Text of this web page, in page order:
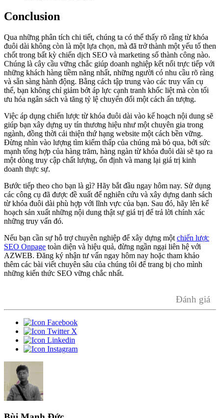
Conclusion
Qua những phân tích chi tiết, chúng ta có thể thấy rõ rằng từ khóa
đuôi dài không còn là một lựa chọn, mà đã trở thành một yếu tố then
chốt trong bất kỳ chiến dịch SEO và marketing số thành công nào.
Chúng là cây cầu vững chắc giúp doanh nghiệp kết nối trực tiếp với
những khách hàng tiềm năng nhất, những người có nhu cầu rõ ràng
và sẵn sàng hành động. Bằng cách tập trung vào các truy vấn cụ
thể, bạn không chỉ giảm bớt áp lực cạnh tranh khốc liệt mà còn tối
ưu hóa ngân sách và tăng tỷ lệ chuyển đổi một cách ấn tượng.
Việc áp dụng chiến lược từ khóa đuôi dài vào kế hoạch nội dung sẽ
giúp bạn xây dựng uy tín thương hiệu như một chuyên gia trong
ngành, đồng thời cải thiện thứ hạng website một cách bền vững.
Đừng nhìn vào lượng tìm kiếm thấp của chúng mà bỏ qua, bởi sức
mạnh tổng hợp của hàng trăm, hàng ngàn từ khóa đuôi dài sẽ tạo ra
một dòng truy cập chất lượng, ổn định và mang lại giá trị kinh
doanh thực sự.
Bước tiếp theo cho bạn là gì? Hãy bắt đầu ngay hôm nay. Sử dụng
các công cụ đã được đề xuất để nghiên cứu và xây dựng danh sách
từ khóa đuôi dài phù hợp với lĩnh vực của bạn. Sau đó, hãy lên kế
hoạch sản xuất những nội dung thật sự giá trị để trả lời chính xác
những truy vấn đó.
Nếu bạn cần sự hỗ trợ chuyên nghiệp để xây dựng một chiến lược
SEO Onpage toàn diện và hiệu quả, đừng ngần ngại liên hệ với
AZWEB. Đăng ký nhận tư vấn ngay hôm nay hoặc tham khảo
thêm các bài viết chuyên sâu của chúng tôi để trang bị cho mình
những kiến thức SEO vững chắc nhất.
Đánh giá